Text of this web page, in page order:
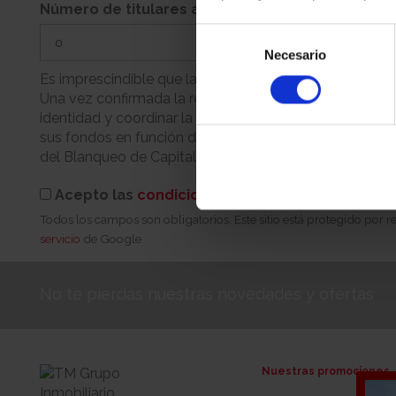
consentimiento
Necesario
Número de titulares adicionales
Es imprescindible que la persona que realiza la
Una vez confirmada la reserva, nuestro equipo se
identidad y coordinar la cita para la firma. Recuerde
sus fondos en función de su condición (persona
del Blanqueo de Capitales.
Acepto las condiciones de reserva
Todos los campos son obligatorios. Este sitio está protegido por
servicio de Google
Nuestras promociones